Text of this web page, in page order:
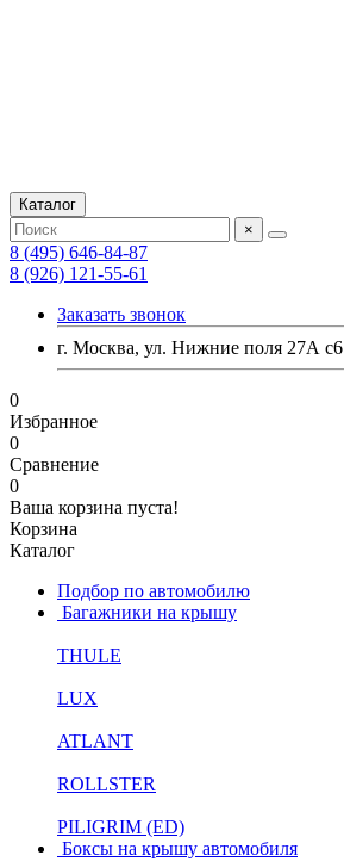
Каталог
×
8 (495) 646-84-87
8 (926) 121-55-61
Заказать звонок
г. Москва, ул. Нижние поля 27А с6
0
Избранное
0
Сравнение
0
Ваша корзина пуста!
Корзина
Каталог
Подбор по автомобилю
Багажники на крышу
THULE
LUX
ATLANT
ROLLSTER
PILIGRIM (ED)
Боксы на крышу автомобиля